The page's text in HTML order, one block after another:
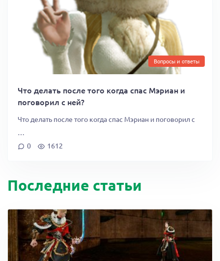
Вопросы и ответы
Что делать после того когда спас Мэриан и
поговорил с ней?
Что делать после того когда спас Мэриан и поговорил с
…
0
1612
Последние статьи